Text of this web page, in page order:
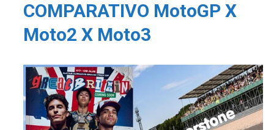
COMPARATIVO MotoGP X
Moto2 X Moto3